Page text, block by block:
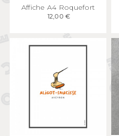
APERÇU RAPIDE
Affiche A4 Roquefort
12,00 €